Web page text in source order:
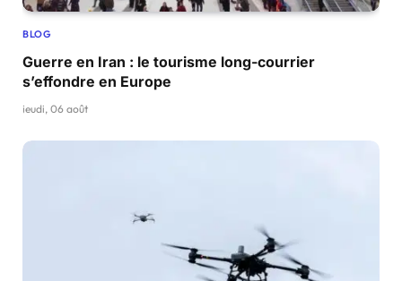
BLOG
Guerre en Iran : le tourisme long-courrier
s’effondre en Europe
jeudi, 06 août